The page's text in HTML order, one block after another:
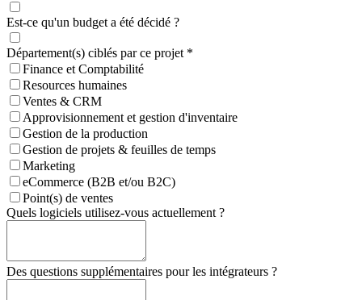
Est-ce qu'un budget a été décidé ?
Département(s) ciblés par ce projet*
Finance et Comptabilité
Resources humaines
Ventes & CRM
Approvisionnement et gestion d'inventaire
Gestion de la production
Gestion de projets & feuilles de temps
Marketing
eCommerce (B2B et/ou B2C)
Point(s) de ventes
Quels logiciels utilisez-vous actuellement ?
Des questions supplémentaires pour les intégrateurs ?